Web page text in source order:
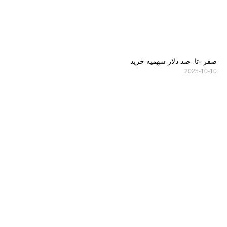
صفر -تا -صد دلار سهمیه خرید
2025-10-10